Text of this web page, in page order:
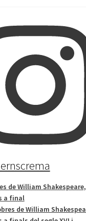
de William Shakespeare,
a final